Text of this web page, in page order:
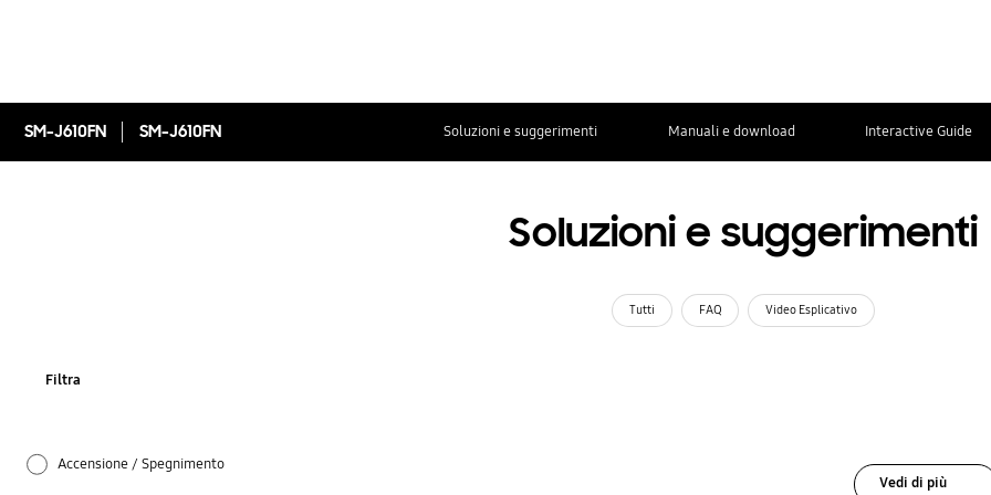
SM-J610FN SM-J610FN Soluzioni e suggerimenti Manuali e download Interactive Guide
Soluzioni e suggerimenti
Tutti FAQ Video Esplicativo
Filtra
Accensione / Spegnimento
Vedi di più